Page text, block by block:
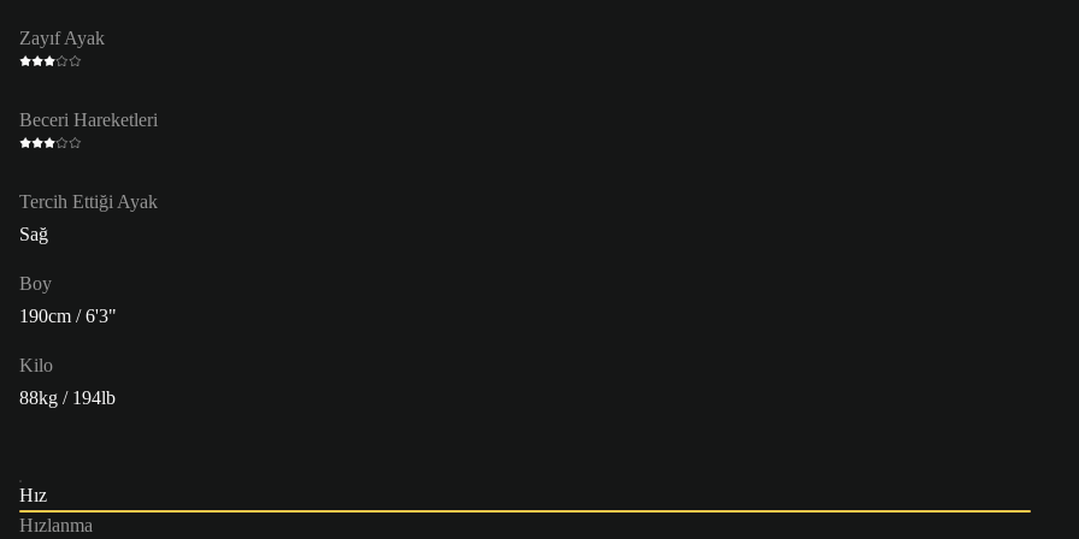
Zayıf Ayak
Beceri Hareketleri
Tercih Ettiği Ayak
Sağ
Boy
190cm / 6'3"
Kilo
88kg / 194lb
Hız
Hızlanma